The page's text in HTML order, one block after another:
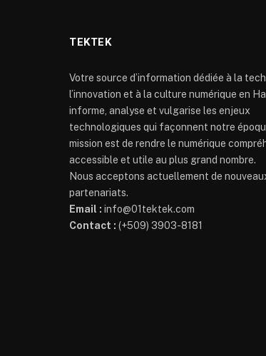
TEKTEK
Votre source d’information dédiée à la
l’innovation et à la culture numérique en
informe, analyse et vulgarise les enjeux
technologiques qui façonnent notre
mission est de rendre le numérique
accessible et utile au plus grand nombre.
Nous acceptons actuellement de
partenariats.
Email : info@01tektek.com
Contact : (+509) 3903-8181